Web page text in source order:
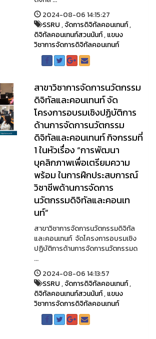
2024-08-06 14:15:27
SSRU,จัดการดิจิทัลคอนเทนท์,
ดิจิทัลคอนเทนท์สวนนันท์,แขนง
วิชาการจัดการดิจิทัลคอนเทนท์
สาขาวิชาการจัดการนวัตกรรม
ดิจิทัลและคอนเทนท์ จัด
โครงการอบรมเชิงปฏิบัติการ
ด้านการจัดการนวัตกรรม
ดิจิทัลและคอนเทนท์ กิจกรรมที่
1 ในหัวเรื่อง “การพัฒนา
บุคลิกภาพเพื่อเตรียมความ
พร้อม ในการฝึกประสบการณ์
วิชาชีพด้านการจัดการ
นวัตกรรมดิจิทัลและคอนเท
นท์”
สาขาวิชาการจัดการนวัตกรรมดิจิทัล
และคอนเทนท์ จัดโครงการอบรมเชิง
ปฏิบัติการด้านการจัดการนวัตกรรมด
...
2024-08-06 14:13:57
SSRU,จัดการดิจิทัลคอนเทนท์,
ดิจิทัลคอนเทนท์สวนนันท์,แขนง
วิชาการจัดการดิจิทัลคอนเทนท์